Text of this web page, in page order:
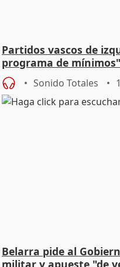
Partidos vascos de
programa de
derecha
Sonido Totales
Belarra pide al
militar y apueste "de